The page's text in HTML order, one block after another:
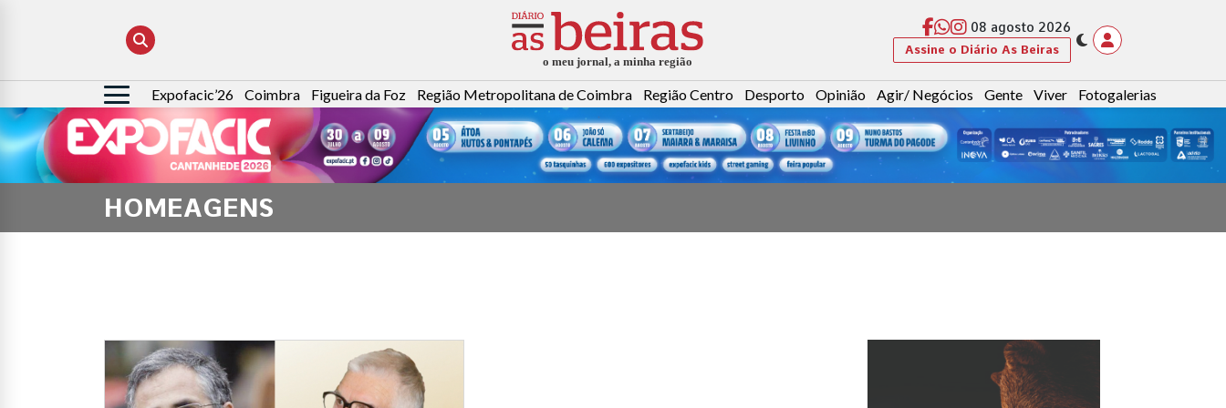
08 agosto 2026
Assine o Diário As Beiras
Pesquisar
por:
Expofacic’26 Coimbra Figueira da Foz Região Metropolitana de Coimbra Região Centro Desporto Opinião Agir/ Negócios Gente Viver Fotogalerias
HOMEAGENS